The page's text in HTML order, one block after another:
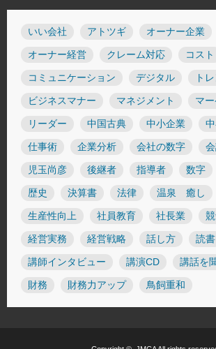
いい会社 アトツギ オーナー企業
オーナー経営 クレーム対応 コスト
コミュニケーション デジタル ト
ビジネスマナー マネジメント マ
リーダー 中国古典 中小企業
仕事術 企業分析 会社の数字
児玉尚彦 後継者 指導者 数字
歴史 決算書 法律 温泉 癒し
生産性向上 社員教育 社長業
経営実務 経営戦略 話し方 読書
講師インタビュー 講演CD 講話を
財務 財務力アップ 鳥飼重和